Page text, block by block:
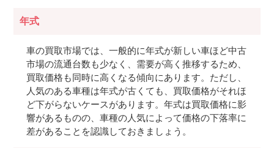
年式
車の買取市場では、一般的に年式が新しい車ほど中古
市場の流通台数も少なく、需要が高く推移するため、
買取価格も同時に高くなる傾向にあります。ただし、
人気のある車種は年式が古くても、買取価格がそれほ
ど下がらないケースがあります。年式は買取価格に影
響があるものの、車種の人気によって価格の下落率に
差があることを認識しておきましょう。